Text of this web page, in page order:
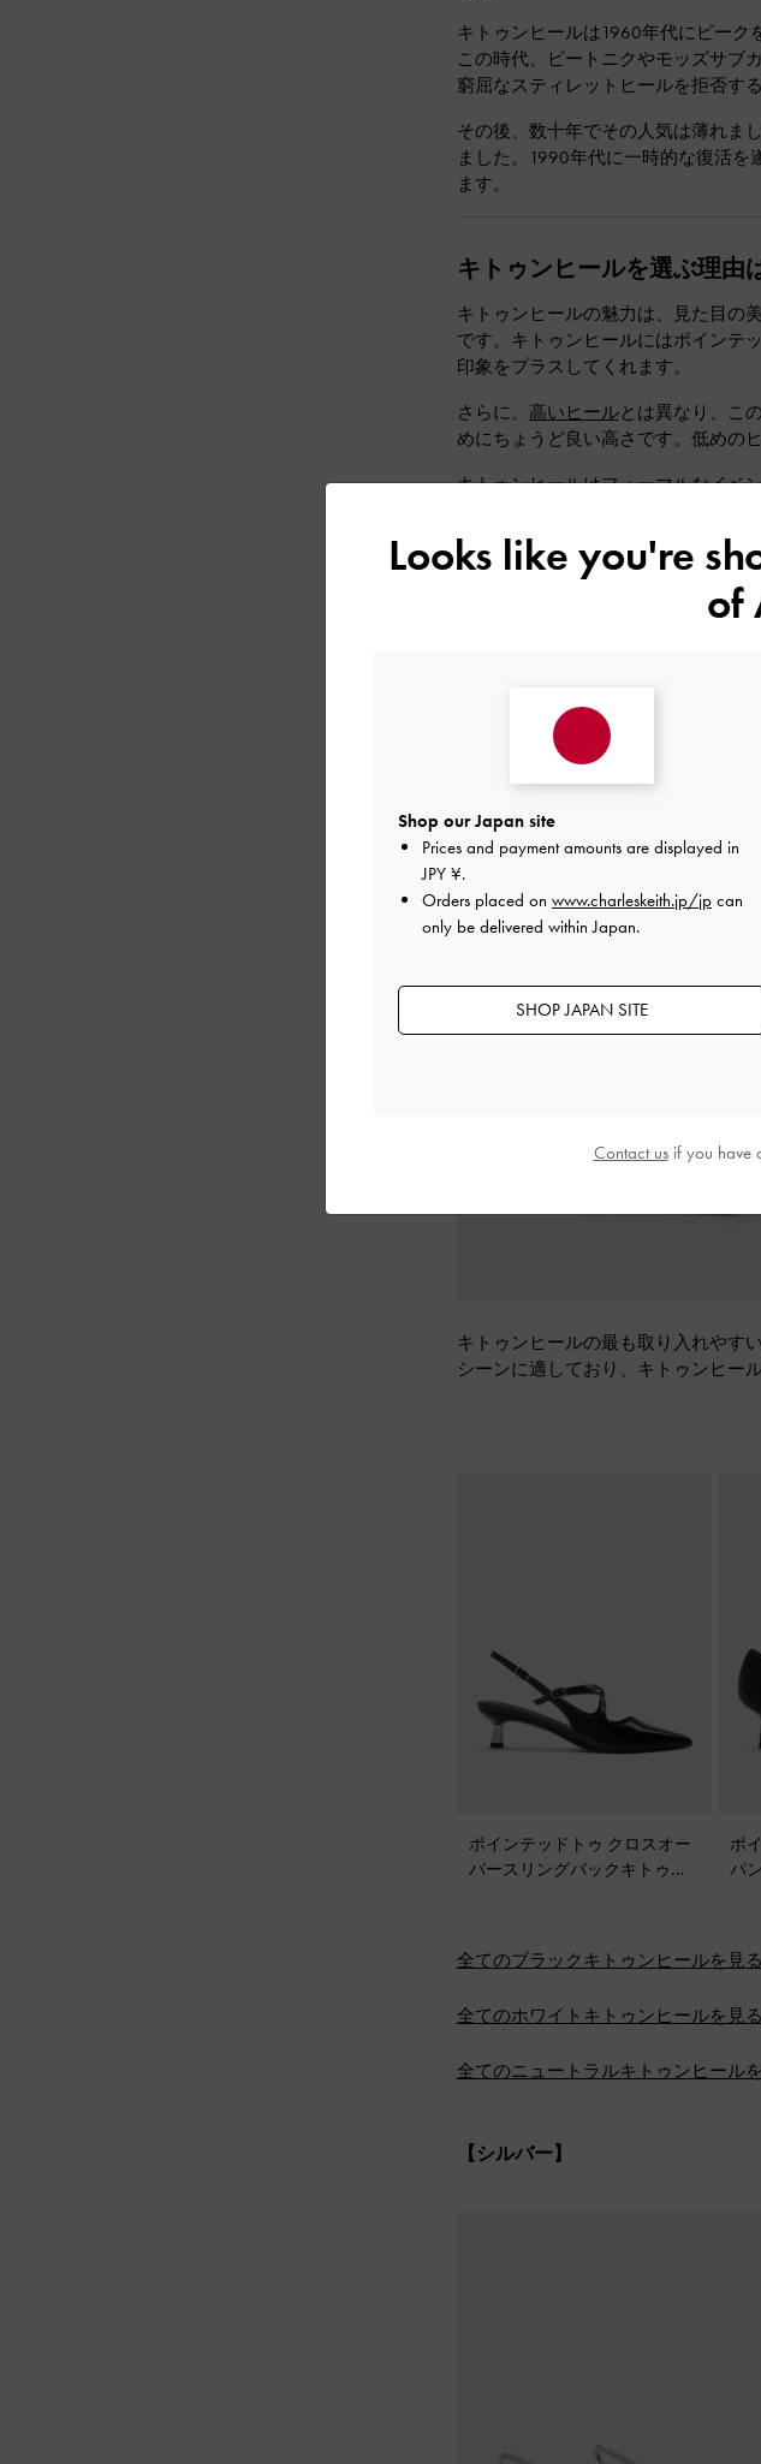
キトゥンヒールは1960年代にピーク
この時代、ビートニクやモッズサブ
窮屈なスティレットヒールを拒否す
その後、数十年でその人気は薄れま
ました。1990年代に一時的な復活
ます。
キトゥンヒールを選ぶ理由
キトゥンヒールの魅力は、見た目の
です。キトゥンヒールにはポインテ
印象をプラスしてくれます。
さらに、 高いヒールとは異なり、こ
めにちょうど良い高さです。低めの
キトゥンヒールはフォーマルなイベ
わせて選べます。次のセクション
キトゥンヒールの人気の種
キトゥンヒールにはさまざまな種類
人気のカラー
ニュートラル：ブラック、ホワイ
キトゥンヒールの最も取り入れやす
シーンに適しており、キトゥンヒー
ポインテッドトゥ クロスオー
バースリングバックキトゥン
ポ
パ
全てのブラックキトゥンヒールを見る
全てのホワイトキトゥンヒールを見る
全てのニュートラルキトゥンヒール
【シルバー】
Looks like you're
of
Shop our Japan site
Prices and payment amounts are displayed in
JPY ¥.
Orders placed on www.charleskeith.jp/jp can
only be delivered within Japan.
SHOP JAPAN SITE
Contact usif you have